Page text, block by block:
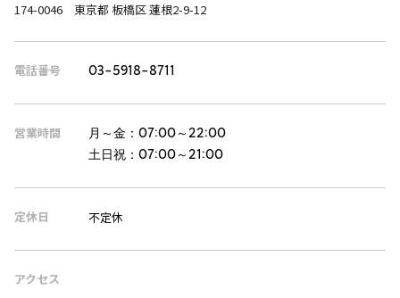
174-0046 東京都 板橋区 蓮根2-9-12
電話番号 03-5918-8711
営業時間 月～金：07:00～22:00
土日祝：07:00～21:00
定休日 不定休
アクセス